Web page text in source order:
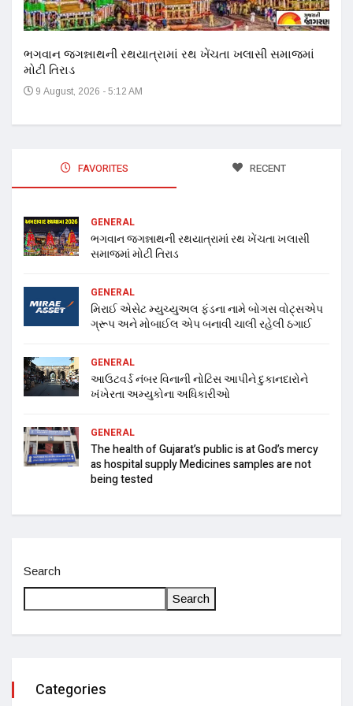
ભગવાન જગન્નાથની રથયાત્રામાં રથ ખેંચતા ખલાસી સમાજમાં
મોટી તિરાડ
9 August, 2026 - 5:12 AM
FAVORITES RECENT
GENERAL
ભગવાન જગન્નાથની રથયાત્રામાં રથ ખેંચતા ખલાસી
સમાજમાં મોટી તિરાડ
GENERAL
મિરાઈ એસેટ મ્યુચ્યુઅલ ફંડના નામે બોગસ વોટ્સએપ
ગ્રૂપ અને મોબાઈલ એપ બનાવી ચાલી રહેલી ઠગાઈ
GENERAL
આઉટવર્ડ નંબર વિનાની નોટિસ આપીને દુકાનદારોને
ખંખેરતા અમ્યુકોના અધિકારીઓ
GENERAL
The health of Gujarat’s public is at God’s mercy
as hospital supply Medicines samples are not
being tested
Search
Search
Categories